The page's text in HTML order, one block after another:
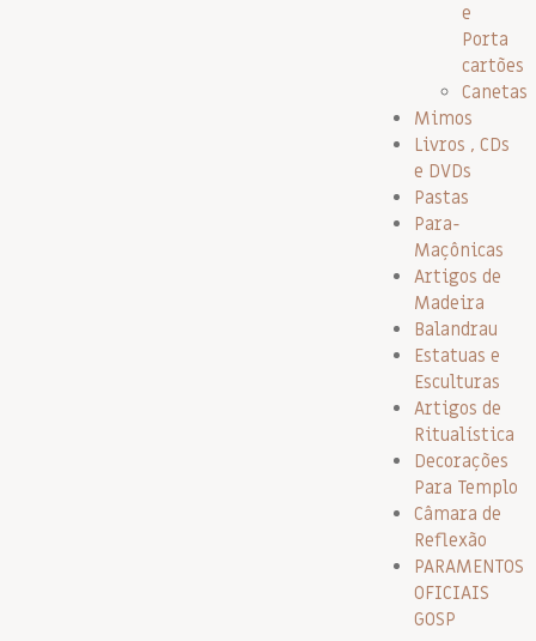
e
Porta
cartões
Canetas
Mimos
Livros , CDs
e DVDs
Pastas
Para-
Maçônicas
Artigos de
Madeira
Balandrau
Estatuas e
Esculturas
Artigos de
Ritualística
Decorações
Para Templo
Câmara de
Reflexão
PARAMENTOS
OFICIAIS
GOSP